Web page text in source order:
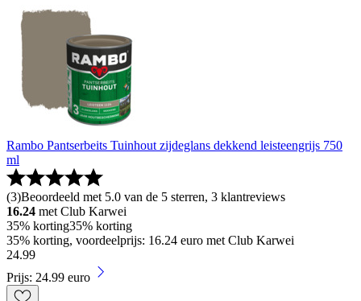
Rambo Pantserbeits Tuinhout zijdeglans dekkend leisteengrijs 750
ml
(3)Beoordeeld met 5.0 van de 5 sterren, 3 klantreviews
16.24 met Club Karwei
35% korting35% korting
35% korting, voordeelprijs: 16.24 euro met Club Karwei
24.99
Prijs: 24.99 euro